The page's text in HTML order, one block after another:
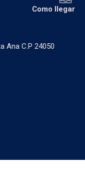
Como llegar
Ana C.P 24050